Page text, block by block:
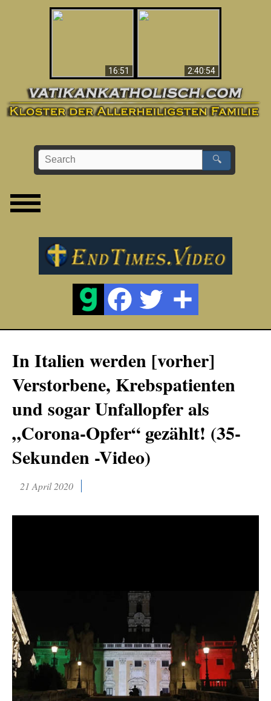
16:51
2:40:54
🔍
In Italien werden [vorher]
Verstorbene, Krebspatienten
und sogar Unfallopfer als
„Corona-Opfer“ gezählt! (35-
Sekunden -Video)
21 April 2020